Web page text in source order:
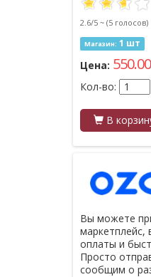
2.6/5 ~ (5 голосов)
Магазин: 1 шт
Цена: 550.00
Кол-во:
В
Вы можете
маркетплейс,
оплаты и
Просто
сообщим о